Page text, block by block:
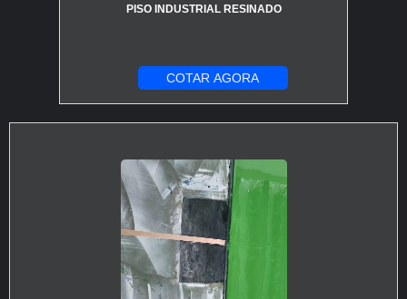
PISO INDUSTRIAL RESINADO
COTAR AGORA